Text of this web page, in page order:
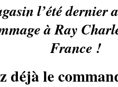
l’été dernier
à Ray
France !
déjà le